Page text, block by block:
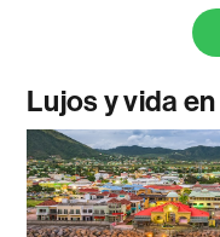
Lujos y vida